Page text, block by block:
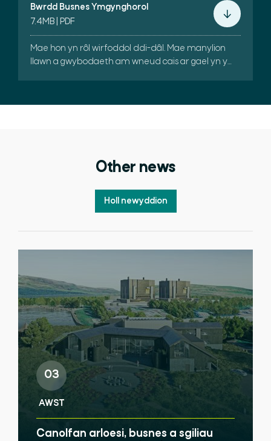
Bwrdd Busnes Ymgynghorol
7.4MB | PDF
Mae hon yn rôl wirfoddol ddi-dâl. Mae manylion
llawn a gwybodaeth am wneud cais ar gael yn y
Other news
Holl newyddion
03
AWST
Canolfan arloesi, busnes a sgiliau